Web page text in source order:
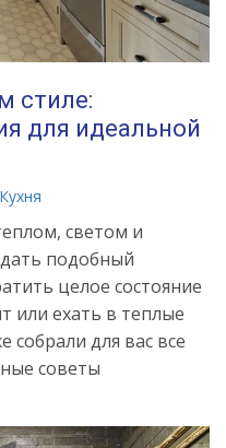
стиле:
для идеальной
Кухня
светом и
подобный
целое состояние
или ехать в теплые
для вас все
советы